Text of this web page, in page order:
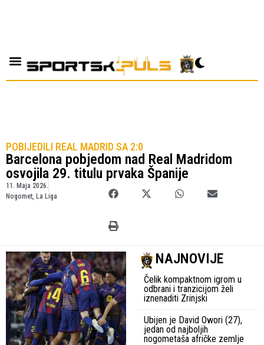
POBIJEDILI REAL MADRID SA 2:0
Barcelona pobjedom nad Real Madridom
osvojila 29. titulu prvaka Španije
11. Maja 2026.
Nogomet La Liga
NAJNOVIJE
Čelik kompaktnom igrom u
odbrani i tranzicijom želi
iznenaditi Zrinjski
Ubijen je David Owori (27),
jedan od najboljih
nogometaša afričke zemlje